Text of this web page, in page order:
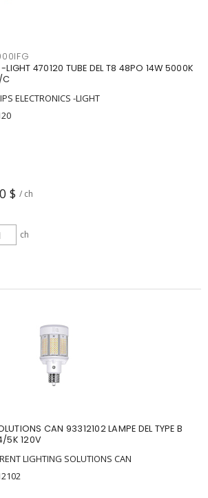
-LIGHT 470120 TUBE DEL T8 48PO 14W 5000K
C
ELECTRONICS -LIGHT
$ / ch
ch
CAN 93312102 LAMPE DEL TYPE B
5K 120V
LIGHTING SOLUTIONS CAN